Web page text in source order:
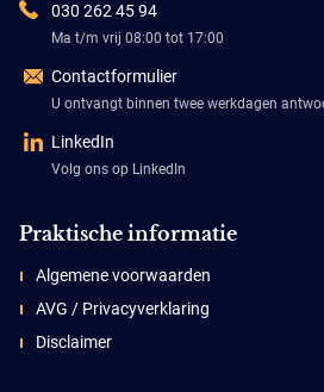
030 262 45 94
Ma t/m vrij 08:00 tot 17:00
Contactformulier
U ontvangt binnen twee werkdagen
LinkedIn
Volg ons op LinkedIn
Praktische informatie
Algemene voorwaarden
AVG / Privacyverklaring
Disclaimer